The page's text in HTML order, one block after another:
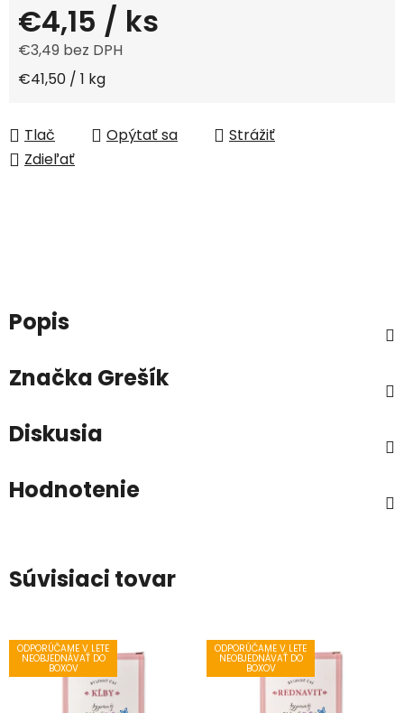
€4,15 / ks
€3,49 bez DPH
Jednotková cena:
€41,50 / 1 kg
Tlač Opýtať sa
Strážiť
Zdieľať
Popis
Značka Grešík
Diskusia
Hodnotenie
Súvisiaci tovar
ODPORÚČAME V LETE
NEOBJEDNÁVAŤ DO
BOXOV
ODPORÚČAME V LETE
NEOBJEDNÁVAŤ DO
BOXOV